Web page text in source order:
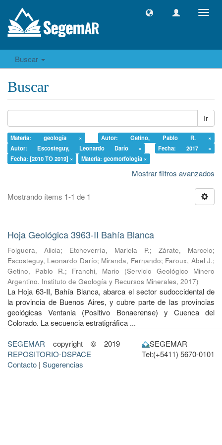
Buscar
Buscar
Ir
Materia: geología ×
Autor: Getino, Pablo R. ×
Autor: Escosteguy, Leonardo Darío ×
Fecha: 2017 ×
Fecha: [2010 TO 2019] ×
Materia: geomorfología ×
Mostrar filtros avanzados
Mostrando ítems 1-1 de 1
Hoja Geológica 3963-II Bahía Blanca
Folguera, Alicia; Etcheverría, Mariela P.; Zárate, Marcelo;
Escosteguy, Leonardo Darío; Miranda, Fernando; Faroux, Abel J.;
Getino, Pablo R.; Franchi, Mario (Servicio Geológico Minero
Argentino. Instituto de Geología y Recursos Minerales, 2017)
La Hoja 63-II, Bahía Blanca, abarca el sector sudoccidental de
la provincia de Buenos Aires, y cubre parte de las provincias
geológicas Ventania (Positivo Bonaerense) y Cuenca del
Colorado. La secuencia estratigráfica ...
SEGEMAR copyright © 2019
REPOSITORIO-DSPACE
Contacto | Sugerencias
SEGEMAR
Tel:(+5411) 5670-0101